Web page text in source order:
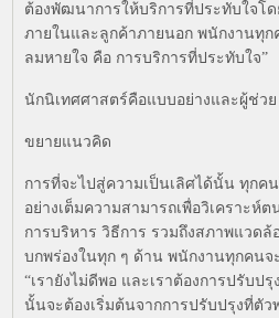
ต้องพัฒนาการให้บริการที่ประทับใจโ
ภายในและลูกค้าภายนอก พนักงานทุก
ลมหายใจ คือ การบริการที่ประทับใจ”
นักนิเทศศาสตร์คือแบบอย่างและผู้ช่วย
ขยายแนวคิด
การที่จะไปสู่ความเป็นเลิศได้นั้น ทุกค
อย่างเต็มความสามารถเพื่อวิเคราะห์ต
การบริหาร วิธีการ รวมถึงสภาพแวดล้
บกพร่องในทุก ๆ ด้าน พนักงานทุกคนจ
“เรายังไม่ดีพอ และเราต้องการปรับป
นั้นจะต้องเริ่มต้นจากการปรับปรุงที่ตัว